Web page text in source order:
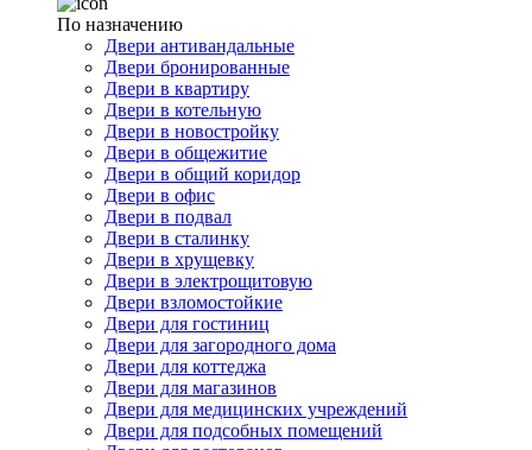
По назначению
Двери антивандальные
Двери бронированные
Двери в квартиру
Двери в котельную
Двери в новостройку
Двери в общежитие
Двери в общий коридор
Двери в офис
Двери в подвал
Двери в сталинку
Двери в хрущевку
Двери в электрощитовую
Двери взломостойкие
Двери для гостиниц
Двери для загородного дома
Двери для коттеджа
Двери для магазинов
Двери для медицинских учреждений
Двери для подсобных помещений